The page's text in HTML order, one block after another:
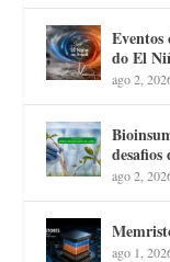
do El
ago 2,
ago 2,
ago 1,